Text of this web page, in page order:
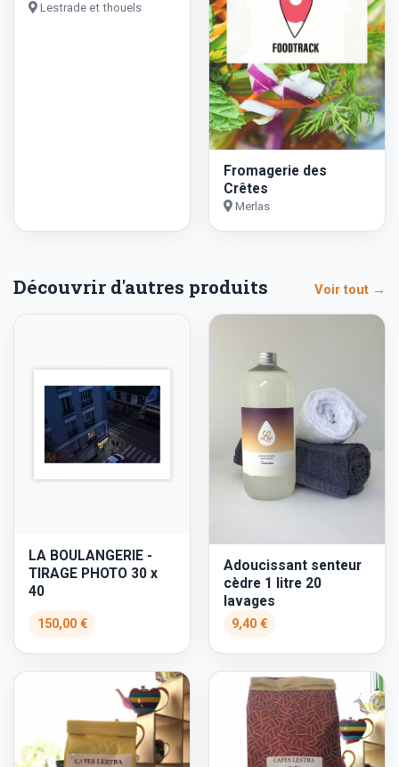
Lestrade et thouels
Fromagerie des
Crêtes
Merlas
Découvrir d'autres produits Voir tout →
LA BOULANGERIE -
TIRAGE PHOTO 30 x
40
150,00 €
Adoucissant senteur
cèdre 1 litre 20
lavages
9,40 €